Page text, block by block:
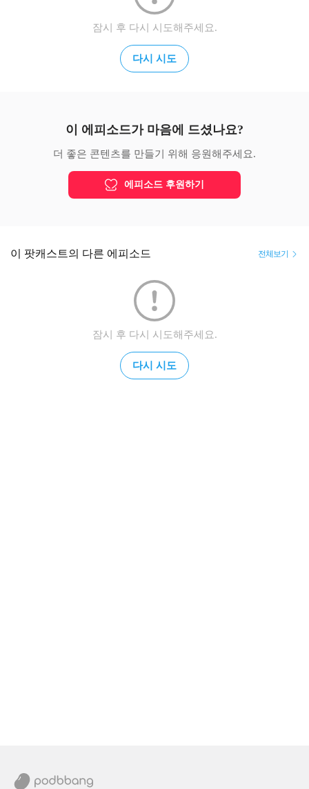
잠시 후 다시 시도해주세요.
다시 시도
이 에피소드가 마음에 드셨나요?
더 좋은 콘텐츠를 만들기 위해 응원해주세요.
에피소드 후원하기
이 팟캐스트의 다른 에피소드 전체보기
잠시 후 다시 시도해주세요.
다시 시도